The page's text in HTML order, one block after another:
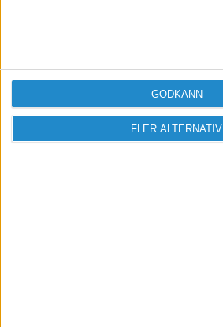
FLER ALTERNATIV
GODKÄNN